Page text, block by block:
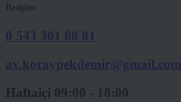
İletişim
0 543 301 88 81
av.koraypekdemir@gmail.com
Haftaiçi 09:00 - 18:00